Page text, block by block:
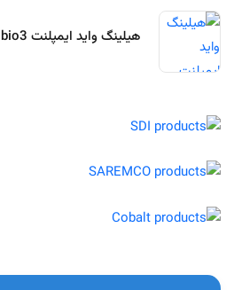
هیلینگ واید ایمپلنت bio3